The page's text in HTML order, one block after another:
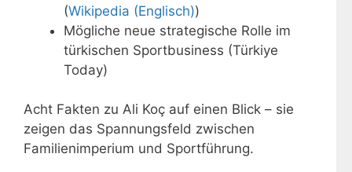
(Wikipedia (Englisch))
Mögliche neue strategische Rolle im
türkischen Sportbusiness (Türkiye
Today)
Acht Fakten zu Ali Koç auf einen Blick – sie
zeigen das Spannungsfeld zwischen
Familienimperium und Sportführung.